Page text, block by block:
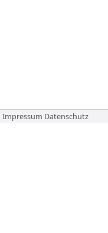
Impressum Datenschutz